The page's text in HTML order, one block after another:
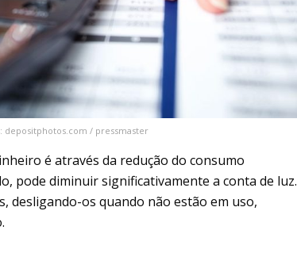
depositphotos.com / pressmaster
é através da redução do consumo
pode diminuir significativamente a conta de luz.
desligando-os quando não estão em uso,